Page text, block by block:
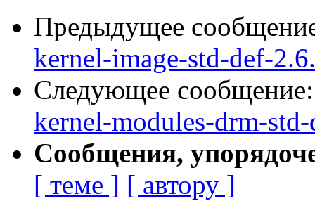
Предыдущее
kernel-image-std-def-
Следующее
kernel-modules-drm-
Сообщения,
[ теме ] [ автору ]